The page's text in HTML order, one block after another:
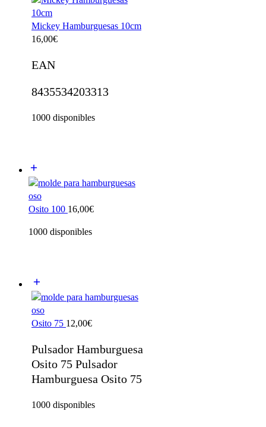
Mickey Hamburguesas 10cm
16,00€
EAN
8435534203313
1000 disponibles
Osito 100 16,00€
1000 disponibles
Osito 75 12,00€
Pulsador Hamburguesa
Osito 75 Pulsador
Hamburguesa Osito 75
1000 disponibles